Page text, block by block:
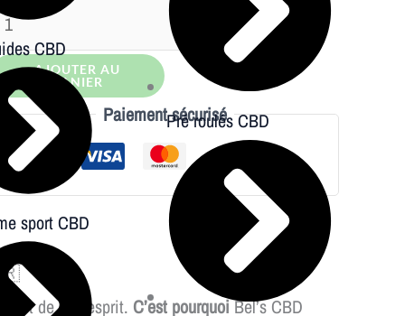
CBD
sport CBD
Pré roulés CBD
AJOUTER AU
PANIER
Paiement sécurisé
et de son esprit. C’est pourquoiBel’s CBD